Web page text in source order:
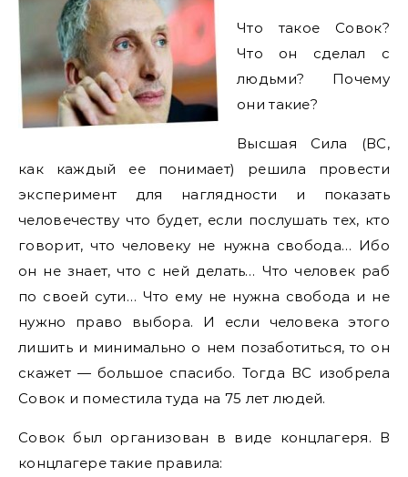
Что такое Совок?
Что он сделал с
людьми? Почему
они такие?
Высшая Сила (ВС,
как каждый ее понимает) решила провести
эксперимент для наглядности и показать
человечеству что будет, если послушать тех, кто
говорит, что человеку не нужна свобода… Ибо
он не знает, что с ней делать… Что человек раб
по своей сути… Что ему не нужна свобода и не
нужно право выбора. И если человека этого
лишить и минимально о нем позаботиться, то он
скажет — большое спасибо. Тогда ВС изобрела
Совок и поместила туда на 75 лет людей.
Совок был организован в виде концлагеря. В
концлагере такие правила: